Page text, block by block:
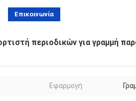
Επικοινωνία
περιοδικών για γραμμή
Εφαρμογή: